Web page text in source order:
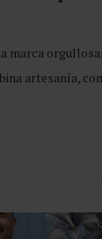
marca
artesanía,